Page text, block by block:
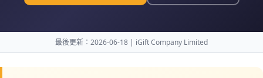
最後更新：2026-06-18 | iGift Company Limited